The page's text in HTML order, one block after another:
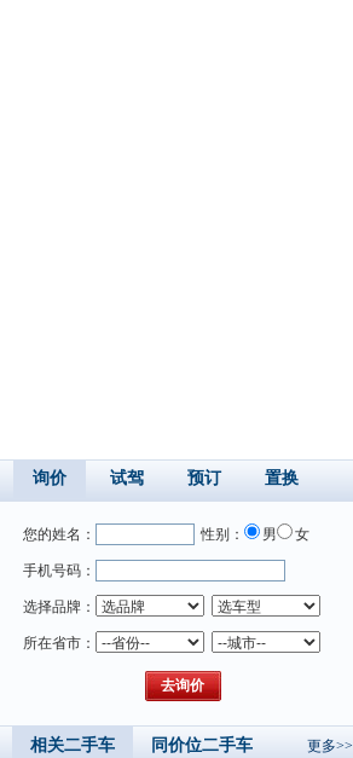
询价 试驾 预订 置换
您的姓名： 性别： 男 女
手机号码：
选择品牌：
所在省市：
相关二手车 同价位二手车 更多>>